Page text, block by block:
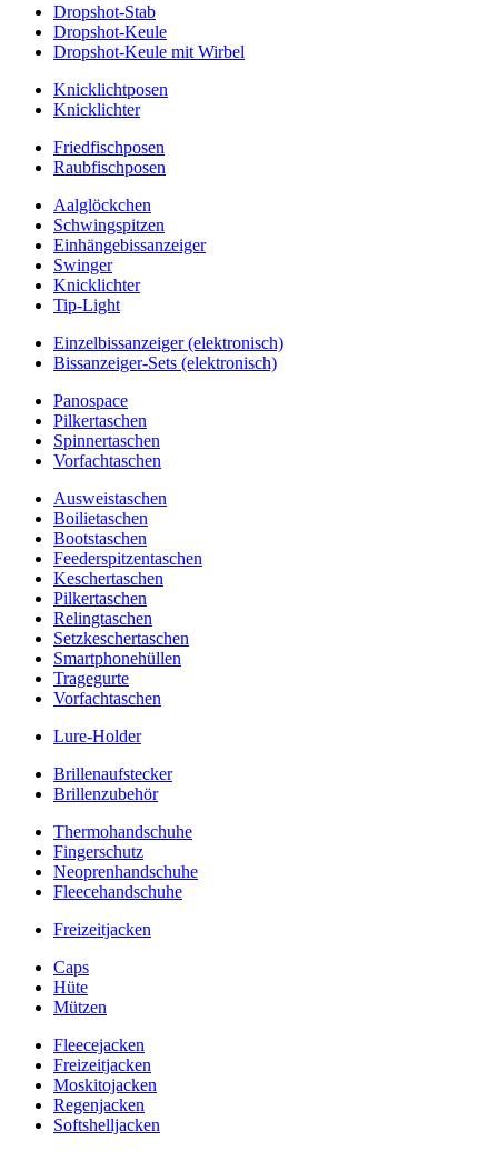
Dropshot-Stab
Dropshot-Keule
Dropshot-Keule mit Wirbel
Knicklichtposen
Knicklichter
Friedfischposen
Raubfischposen
Aalglöckchen
Schwingspitzen
Einhängebissanzeiger
Swinger
Knicklichter
Tip-Light
Einzelbissanzeiger (elektronisch)
Bissanzeiger-Sets (elektronisch)
Panospace
Pilkertaschen
Spinnertaschen
Vorfachtaschen
Ausweistaschen
Boilietaschen
Bootstaschen
Feederspitzentaschen
Keschertaschen
Pilkertaschen
Relingtaschen
Setzkeschertaschen
Smartphonehüllen
Tragegurte
Vorfachtaschen
Lure-Holder
Brillenaufstecker
Brillenzubehör
Thermohandschuhe
Fingerschutz
Neoprenhandschuhe
Fleecehandschuhe
Freizeitjacken
Caps
Hüte
Mützen
Fleecejacken
Freizeitjacken
Moskitojacken
Regenjacken
Softshelljacken